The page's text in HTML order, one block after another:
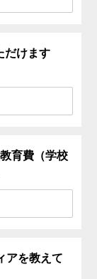
だけます
育費（学校
アを教えて